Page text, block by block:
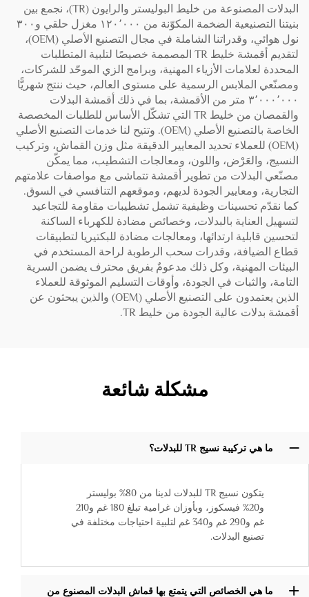
البدلات المصنوعة من خليط البوليستر والرايون (TR)، نجمع بين
بنيتنا التصنيعية الضخمة المكوّنة من ١٢٠٬٠٠٠ مغزل حلقي و٣٠٠
نول هوائي، وقدراتنا الشاملة في مجال التصنيع الأصلي (OEM)،
لتقديم أقمشة خليط TR المصممة خصيصًا لتلبية المتطلبات
المحددة لعلامات الأزياء المهنية، وبرامج الزي الموحّد للشركات،
ومصنّعي الملابس الرسمية على مستوى العالم، حيث ننتج شهريًّا
٣٬٠٠٠٬٠٠٠ متر من الأقمشة، بما في ذلك أقمشة البدلات
والقمصان من خليط TR التي تشكّل الأساس للطلبات المخصصة
الخاصة بالتصنيع الأصلي (OEM). وتتيح لنا خدمات التصنيع الأصلي
(OEM) للعملاء تحديد المعايير الدقيقة مثل وزن القماش، وتركيب
النسيج، والعَرْض، واللون، ومعالجات التشطيب، مما يمكّن
مصنّعي البدلات من تطوير أقمشة تتماشى مع مواصفات علامتهم
التجارية، ومعايير الجودة لديهم، وموقعهم التنافسي في السوق.
كما نقدّم تحسينات وظيفية تشمل تشطيبات مقاومة للتجاعيد
لتسهيل العناية بالبدلات، وخصائص مضادة للكهرباء الساكنة
لتحسين قابلية ارتدائها، ومعالجات مضادة للبكتيريا لتطبيقات
قطاع الضيافة، وقدرات سحب الرطوبة لراحة المستخدم في
البيئات المهنية، وكل ذلك مدعومٌ بفريق محترف يضمن السرية
التامة، والثبات في الجودة، وأوقات التسليم الموثوقة للعملاء
الذين يعتمدون على التصنيع الأصلي (OEM) والذين يبحثون عن
أقمشة بدلات عالية الجودة من خليط TR.
مشكلة شائعة
ما هي تركيبة نسيج TR للبدلات؟
يتكون نسيج TR للبدلات لدينا من 80% بوليستر
و20% فيسكوز، وبأوزان غرامية تبلغ 180 غم و210
غم و290 غم و340 غم لتلبية احتياجات مختلفة في
تصنيع البدلات.
ما هي الخصائص التي يتمتع بها قماش البدلات المصنوع من